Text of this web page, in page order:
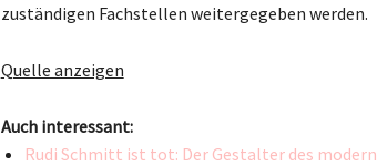
zuständigen Fachstellen weitergegeben werden.
Quelle anzeigen
Auch interessant:
Rudi Schmitt ist tot: Der Gestalter des